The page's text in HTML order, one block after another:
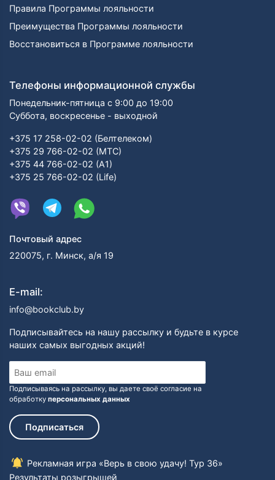
Правила Программы лояльности
Преимущества Программы лояльности
Восстановиться в Программе лояльности
Телефоны информационной службы
Понедельник-пятница с 9:00 до 19:00
Суббота, воскресенье - выходной
+375 17 258-02-02 (Белтелеком)
+375 29 766-02-02 (МТС)
+375 44 766-02-02 (А1)
+375 25 766-02-02 (Life)
Почтовый адрес
220075, г. Минск, а/я 19
E-mail:
info@bookclub.by
Подписывайтесь на нашу рассылку и будьте в курсе
наших самых выгодных акций!
Подписываясь на рассылку, вы даете своё согласие на
обработку персональных данных
Подписаться
Рекламная игра «Верь в свою удачу! Тур 36»
Результаты розыгрышей